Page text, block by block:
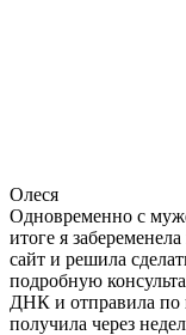
Олеся
Одновременно с
итоге я
сайт и решила
подробную
ДНК и отправила по
получила через